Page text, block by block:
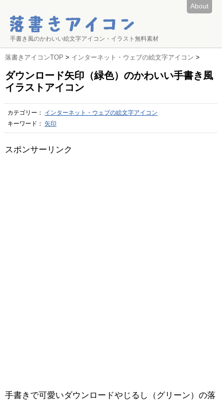
About
手書き風のかわいい絵文字アイコン・イラスト無料素材
落書きアイコンTOP > インターネット・ウェブの絵文字アイコン >
ダウンロード矢印（緑色）のかわいい手書き風
イラストアイコン
カテゴリー： インターネット・ウェブの絵文字アイコン
キーワード： 矢印
スポンサーリンク
手書きで可愛いダウンロードやじるし（グリーン）の落